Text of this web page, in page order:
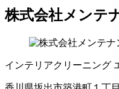
株式会社メンテ
インテリアクリーニング